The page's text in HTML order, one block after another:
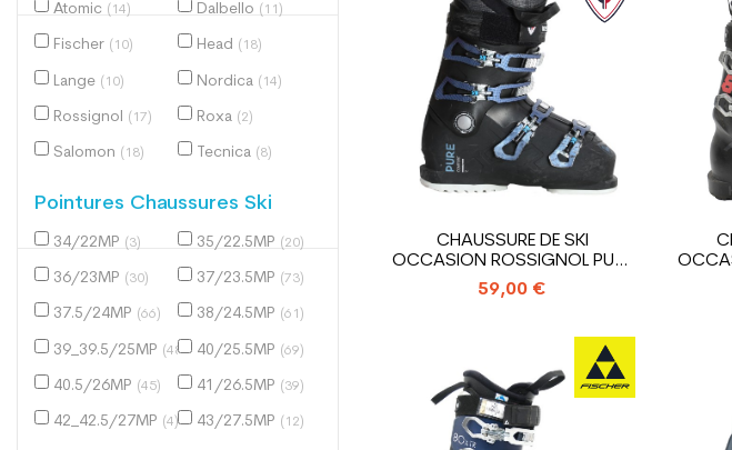
Atomic (14) Dalbello (11)
Fischer (10) Head (18)
Lange (10) Nordica (14)
Rossignol (17) Roxa (2)
Salomon (18) Tecnica (8)
Pointures Chaussures Ski
34/22MP (3) 35/22.5MP (20)
36/23MP (30) 37/23.5MP (73)
37.5/24MP (66) 38/24.5MP (61)
39_39.5/25MP (48) 40/25.5MP (69)
40.5/26MP (45) 41/26.5MP (39)
42_42.5/27MP (4) 43/27.5MP (12)
CHAUSSURE DE SKI
OCCASION ROSSIGNOL PURE
COMFORT
59,00 €